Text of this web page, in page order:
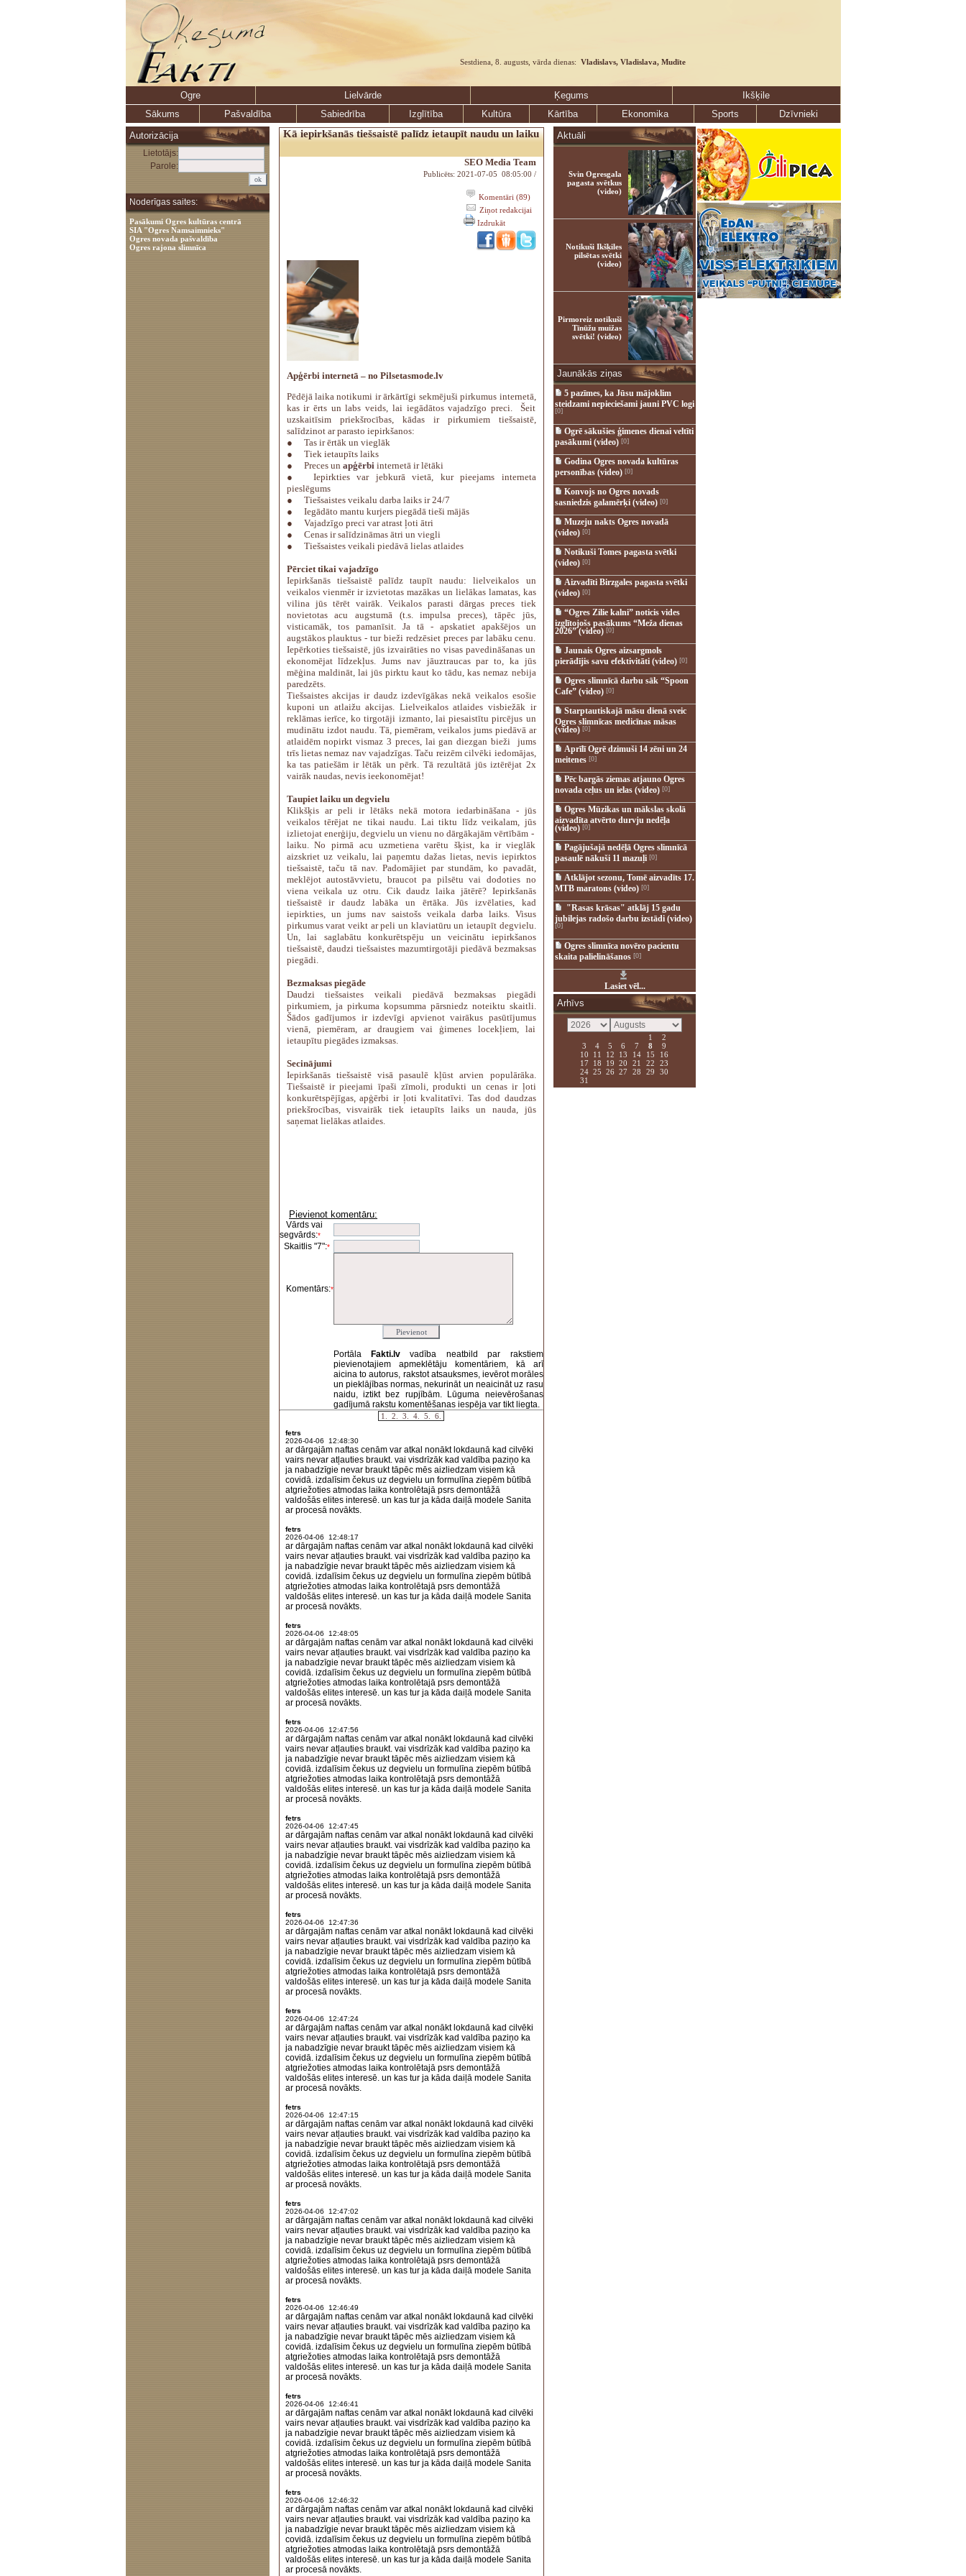
Sestdiena, 8. augusts, vārda dienas: Vladislavs, Vladislava, Mudīte
Ogre Lielvārde Ķegums
Ikšķile
Sākums
Pašvaldība Sabiedrība Izglītība Kultūra Kārtība Ekonomika Sports
Dzīvnieki
Autorizācija
Lietotājs:
Parole:
Noderīgas saites:
Pasākumi Ogres kultūras centrā
SIA "Ogres Namsaimnieks"
Ogres novada pašvaldība
Ogres rajona slimnīca
Kā iepirkšanās tiešsaistē palīdz ietaupīt naudu un laiku
SEO Media Team
Publicēts: 2021-07-05 08:05:00 /
Komentāri (89)
Ziņot redakcijai
Izdrukāt
Apģērbi internetā – no Pilsetasmode.lv
Pēdējā laika notikumi ir ārkārtīgi sekmējuši pirkumus internetā,
kas ir ērts un labs veids, lai iegādātos vajadzīgo preci. Šeit
uzskaitīsim priekšrocības, kādas ir pirkumiem tiešsaistē,
salīdzinot ar parasto iepirkšanos:
●
Tas ir ērtāk un vieglāk
●
Tiek ietaupīts laiks
●
Preces un apģērbi internetā ir lētāki
●
Iepirkties var jebkurā vietā, kur pieejams interneta
pieslēgums
●
Tiešsaistes veikalu darba laiks ir 24/7
●
Iegādāto mantu kurjers piegādā tieši mājās
●
Vajadzīgo preci var atrast ļoti ātri
●
Cenas ir salīdzināmas ātri un viegli
●
Tiešsaistes veikali piedāvā lielas atlaides
Pērciet tikai vajadzīgo
Iepirkšanās tiešsaistē palīdz taupīt naudu: lielveikalos un
veikalos vienmēr ir izvietotas mazākas un lielākas lamatas, kas
vilina jūs tērēt vairāk. Veikalos parasti dārgas preces tiek
novietotas acu augstumā (t.s. impulsa preces), tāpēc jūs,
visticamāk, tos pamanīsit. Ja tā - apskatiet apakšējos un
augstākos plauktus - tur bieži redzēsiet preces par labāku cenu.
Iepērkoties tiešsaistē, jūs izvairāties no visas pavedināšanas un
ekonomējat līdzekļus. Jums nav jāuztraucas par to, ka jūs
mēģina maldināt, lai jūs pirktu kaut ko tādu, kas nemaz nebija
paredzēts.
Tiešsaistes akcijas ir daudz izdevīgākas nekā veikalos esošie
kuponi un atlaižu akcijas. Lielveikalos atlaides visbiežāk ir
reklāmas ierīce, ko tirgotāji izmanto, lai piesaistītu pircējus un
mudinātu izdot naudu. Tā, piemēram, veikalos jums piedāvā ar
atlaidēm nopirkt vismaz 3 preces, lai gan diezgan bieži jums
trīs lietas nemaz nav vajadzīgas. Taču reizēm cilvēki iedomājas,
ka tas patiešām ir lētāk un pērk. Tā rezultātā jūs iztērējat 2x
vairāk naudas, nevis ieekonomējat!
Taupiet laiku un degvielu
Klikšķis ar peli ir lētāks nekā motora iedarbināšana - jūs
veikalos tērējat ne tikai naudu. Lai tiktu līdz veikalam, jūs
izlietojat enerģiju, degvielu un vienu no dārgākajām vērtībām -
laiku. No pirmā acu uzmetiena varētu šķist, ka ir vieglāk
aizskriet uz veikalu, lai paņemtu dažas lietas, nevis iepirktos
tiešsaistē, taču tā nav. Padomājiet par stundām, ko pavadāt,
meklējot autostāvvietu, braucot pa pilsētu vai dodoties no
viena veikala uz otru. Cik daudz laika jātērē? Iepirkšanās
tiešsaistē ir daudz labāka un ērtāka. Jūs izvēlaties, kad
iepirkties, un jums nav saistošs veikala darba laiks. Visus
pirkumus varat veikt ar peli un klaviatūru un ietaupīt degvielu.
Un, lai saglabātu konkurētspēju un veicinātu iepirkšanos
tiešsaistē, daudzi tiešsaistes mazumtirgotāji piedāvā bezmaksas
piegādi.
Bezmaksas piegāde
Daudzi tiešsaistes veikali piedāvā bezmaksas piegādi
pirkumiem, ja pirkuma kopsumma pārsniedz noteiktu skaitli.
Šādos gadījumos ir izdevīgi apvienot vairākus pasūtījumus
vienā, piemēram, ar draugiem vai ģimenes locekļiem, lai
ietaupītu piegādes izmaksas.
Secinājumi
Iepirkšanās tiešsaistē visā pasaulē kļūst arvien populārāka.
Tiešsaistē ir pieejami īpaši zīmoli, produkti un cenas ir ļoti
konkurētspējīgas, apģērbi ir ļoti kvalitatīvi. Tas dod daudzas
priekšrocības, visvairāk tiek ietaupīts laiks un nauda, jūs
saņemat lielākas atlaides.
Pievienot komentāru:
Vārds vai
segvārds:*
Skaitlis "7":*
Komentārs:*
Portāla Fakti.lvvadība neatbild par rakstiem
pievienotajiem apmeklētāju komentāriem, kā arī
aicina to autorus, rakstot atsauksmes, ievērot morāles
un pieklājības normas, nekurināt un neaicināt uz rasu
naidu, iztikt bez rupjībām. Lūguma neievērošanas
gadījumā rakstu komentēšanas iespēja var tikt liegta.
1. 2. 3. 4. 5. 6.
fetrs
2026-04-06 12:48:30
ar dārgajām naftas cenām var atkal nonākt lokdaunā kad cilvēki
vairs nevar atļauties braukt. vai visdrīzāk kad valdība paziņo ka
ja nabadzīgie nevar braukt tāpēc mēs aizliedzam visiem kā
covidā. izdalīsim čekus uz degvielu un formulīna ziepēm būtībā
atgriežoties atmodas laika kontrolētajā psrs demontāžā
valdošās elites interesē. un kas tur ja kāda daiļā modele Sanita
ar procesā novākts.
fetrs
2026-04-06 12:48:17
ar dārgajām naftas cenām var atkal nonākt lokdaunā kad cilvēki
vairs nevar atļauties braukt. vai visdrīzāk kad valdība paziņo ka
ja nabadzīgie nevar braukt tāpēc mēs aizliedzam visiem kā
covidā. izdalīsim čekus uz degvielu un formulīna ziepēm būtībā
atgriežoties atmodas laika kontrolētajā psrs demontāžā
valdošās elites interesē. un kas tur ja kāda daiļā modele Sanita
ar procesā novākts.
fetrs
2026-04-06 12:48:05
ar dārgajām naftas cenām var atkal nonākt lokdaunā kad cilvēki
vairs nevar atļauties braukt. vai visdrīzāk kad valdība paziņo ka
ja nabadzīgie nevar braukt tāpēc mēs aizliedzam visiem kā
covidā. izdalīsim čekus uz degvielu un formulīna ziepēm būtībā
atgriežoties atmodas laika kontrolētajā psrs demontāžā
valdošās elites interesē. un kas tur ja kāda daiļā modele Sanita
ar procesā novākts.
fetrs
2026-04-06 12:47:56
ar dārgajām naftas cenām var atkal nonākt lokdaunā kad cilvēki
vairs nevar atļauties braukt. vai visdrīzāk kad valdība paziņo ka
ja nabadzīgie nevar braukt tāpēc mēs aizliedzam visiem kā
covidā. izdalīsim čekus uz degvielu un formulīna ziepēm būtībā
atgriežoties atmodas laika kontrolētajā psrs demontāžā
valdošās elites interesē. un kas tur ja kāda daiļā modele Sanita
ar procesā novākts.
fetrs
2026-04-06 12:47:45
ar dārgajām naftas cenām var atkal nonākt lokdaunā kad cilvēki
vairs nevar atļauties braukt. vai visdrīzāk kad valdība paziņo ka
ja nabadzīgie nevar braukt tāpēc mēs aizliedzam visiem kā
covidā. izdalīsim čekus uz degvielu un formulīna ziepēm būtībā
atgriežoties atmodas laika kontrolētajā psrs demontāžā
valdošās elites interesē. un kas tur ja kāda daiļā modele Sanita
ar procesā novākts.
fetrs
2026-04-06 12:47:36
ar dārgajām naftas cenām var atkal nonākt lokdaunā kad cilvēki
vairs nevar atļauties braukt. vai visdrīzāk kad valdība paziņo ka
ja nabadzīgie nevar braukt tāpēc mēs aizliedzam visiem kā
covidā. izdalīsim čekus uz degvielu un formulīna ziepēm būtībā
atgriežoties atmodas laika kontrolētajā psrs demontāžā
valdošās elites interesē. un kas tur ja kāda daiļā modele Sanita
ar procesā novākts.
fetrs
2026-04-06 12:47:24
ar dārgajām naftas cenām var atkal nonākt lokdaunā kad cilvēki
vairs nevar atļauties braukt. vai visdrīzāk kad valdība paziņo ka
ja nabadzīgie nevar braukt tāpēc mēs aizliedzam visiem kā
covidā. izdalīsim čekus uz degvielu un formulīna ziepēm būtībā
atgriežoties atmodas laika kontrolētajā psrs demontāžā
valdošās elites interesē. un kas tur ja kāda daiļā modele Sanita
ar procesā novākts.
fetrs
2026-04-06 12:47:15
ar dārgajām naftas cenām var atkal nonākt lokdaunā kad cilvēki
vairs nevar atļauties braukt. vai visdrīzāk kad valdība paziņo ka
ja nabadzīgie nevar braukt tāpēc mēs aizliedzam visiem kā
covidā. izdalīsim čekus uz degvielu un formulīna ziepēm būtībā
atgriežoties atmodas laika kontrolētajā psrs demontāžā
valdošās elites interesē. un kas tur ja kāda daiļā modele Sanita
ar procesā novākts.
fetrs
2026-04-06 12:47:02
ar dārgajām naftas cenām var atkal nonākt lokdaunā kad cilvēki
vairs nevar atļauties braukt. vai visdrīzāk kad valdība paziņo ka
ja nabadzīgie nevar braukt tāpēc mēs aizliedzam visiem kā
covidā. izdalīsim čekus uz degvielu un formulīna ziepēm būtībā
atgriežoties atmodas laika kontrolētajā psrs demontāžā
valdošās elites interesē. un kas tur ja kāda daiļā modele Sanita
ar procesā novākts.
fetrs
2026-04-06 12:46:49
ar dārgajām naftas cenām var atkal nonākt lokdaunā kad cilvēki
vairs nevar atļauties braukt. vai visdrīzāk kad valdība paziņo ka
ja nabadzīgie nevar braukt tāpēc mēs aizliedzam visiem kā
covidā. izdalīsim čekus uz degvielu un formulīna ziepēm būtībā
atgriežoties atmodas laika kontrolētajā psrs demontāžā
valdošās elites interesē. un kas tur ja kāda daiļā modele Sanita
ar procesā novākts.
fetrs
2026-04-06 12:46:41
ar dārgajām naftas cenām var atkal nonākt lokdaunā kad cilvēki
vairs nevar atļauties braukt. vai visdrīzāk kad valdība paziņo ka
ja nabadzīgie nevar braukt tāpēc mēs aizliedzam visiem kā
covidā. izdalīsim čekus uz degvielu un formulīna ziepēm būtībā
atgriežoties atmodas laika kontrolētajā psrs demontāžā
valdošās elites interesē. un kas tur ja kāda daiļā modele Sanita
ar procesā novākts.
fetrs
2026-04-06 12:46:32
ar dārgajām naftas cenām var atkal nonākt lokdaunā kad cilvēki
vairs nevar atļauties braukt. vai visdrīzāk kad valdība paziņo ka
ja nabadzīgie nevar braukt tāpēc mēs aizliedzam visiem kā
covidā. izdalīsim čekus uz degvielu un formulīna ziepēm būtībā
atgriežoties atmodas laika kontrolētajā psrs demontāžā
valdošās elites interesē. un kas tur ja kāda daiļā modele Sanita
ar procesā novākts.
Aktuāli
Svin Ogresgala
pagasta svētkus
(video)
Notikuši Ikšķiles
pilsētas svētki
(video)
Pirmoreiz notikuši
Tīnūžu muižas
svētki! (video)
Jaunākās ziņas
5 pazīmes, ka Jūsu mājoklim
steidzami nepieciešami jauni PVC logi
[0]
Ogrē sākušies ģimenes dienai veltīti
pasākumi (video)[0]
Godina Ogres novada kultūras
personības (video)[0]
Konvojs no Ogres novads
sasniedzis galamērķi (video)[0]
Muzeju nakts Ogres novadā
(video)[0]
Notikuši Tomes pagasta svētki
(video)[0]
Aizvadīti Birzgales pagasta svētki
(video)[0]
“Ogres Zilie kalni” noticis vides
izglītojošs pasākums “Meža dienas
2026” (video)[0]
Jaunais Ogres aizsargmols
pierādījis savu efektivitāti (video)[0]
Ogres slimnīcā darbu sāk “Spoon
Cafe” (video)[0]
Starptautiskajā māsu dienā sveic
Ogres slimnīcas medicīnas māsas
(video)[0]
Aprīlī Ogrē dzimuši 14 zēni un 24
meitenes [0]
Pēc bargās ziemas atjauno Ogres
novada ceļus un ielas (video)[0]
Ogres Mūzikas un mākslas skolā
aizvadīta atvērto durvju nedēļa
(video)[0]
Pagājušajā nedēļā Ogres slimnīcā
pasaulē nākuši 11 mazuļi[0]
Atklājot sezonu, Tomē aizvadīts 17.
MTB maratons (video)[0]
"Rasas krāsas" atklāj 15 gadu
jubilejas radošo darbu izstādi (video)
[0]
Ogres slimnīca novēro pacientu
skaita palielināšanos [0]
Lasiet vēl...
Arhīvs
1
2
3
4 5 6 7 8
9
10
11 12 13 14 15
16
17
18 19 20 21 22
23
24 25 26 27 28 29
30
31